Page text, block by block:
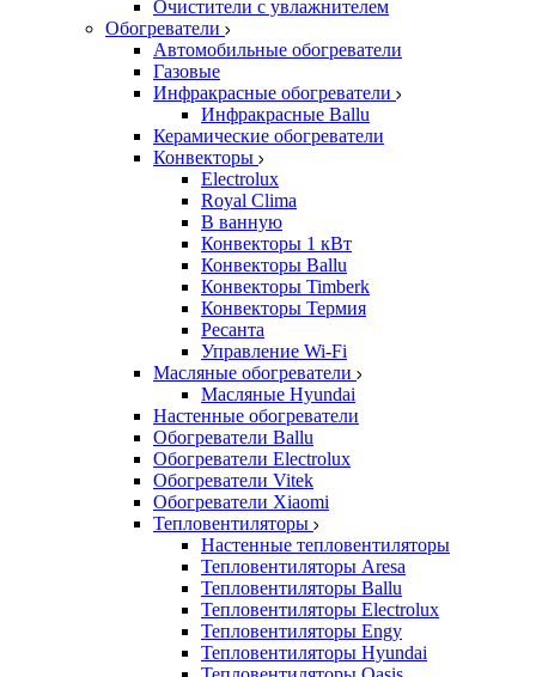
Очистители с увлажнителем
Обогреватели
Автомобильные обогреватели
Газовые
Инфракрасные обогреватели
Инфракрасные Ballu
Керамические обогреватели
Конвекторы
Electrolux
Royal Clima
В ванную
Конвекторы 1 кВт
Конвекторы Ballu
Конвекторы Timberk
Конвекторы Термия
Ресанта
Управление Wi-Fi
Масляные обогреватели
Масляные Hyundai
Настенные обогреватели
Обогреватели Ballu
Обогреватели Electrolux
Обогреватели Vitek
Обогреватели Xiaomi
Тепловентиляторы
Настенные тепловентиляторы
Тепловентиляторы Aresa
Тепловентиляторы Ballu
Тепловентиляторы Electrolux
Тепловентиляторы Engy
Тепловентиляторы Hyundai